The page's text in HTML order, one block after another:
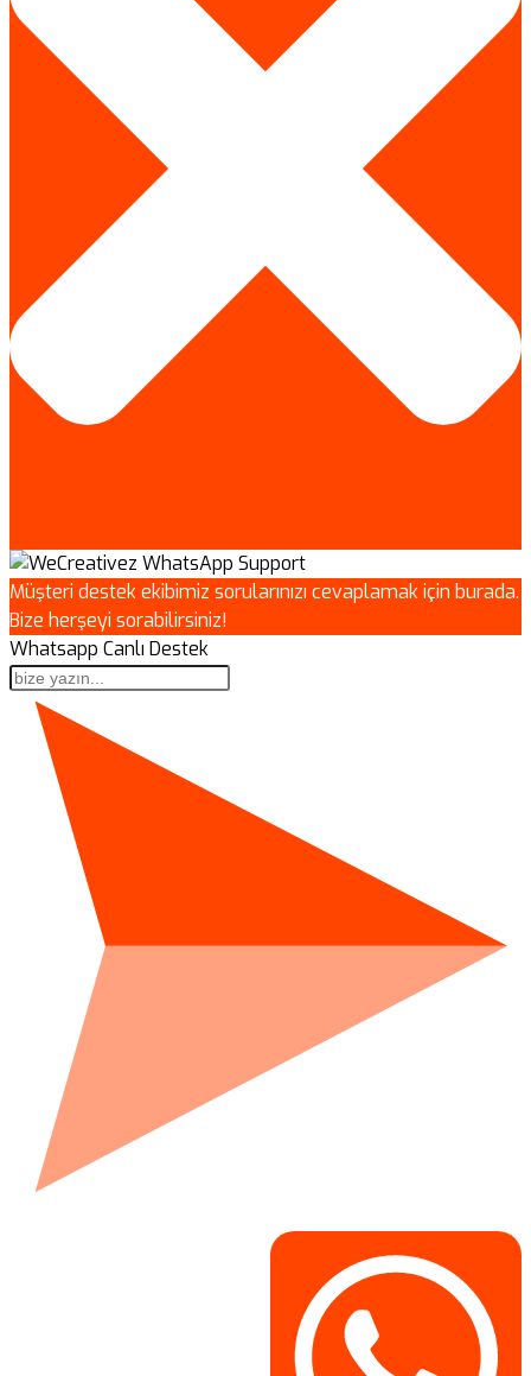
Müşteri destek ekibimiz sorularınızı cevaplamak için burada.
Bize herşeyi sorabilirsiniz!
Whatsapp Canlı Destek